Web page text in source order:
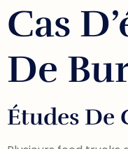
Cas
De
Études De